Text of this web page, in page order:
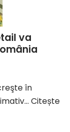
va
în
Citește